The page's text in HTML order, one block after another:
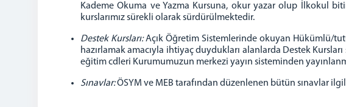
Kademe Okuma ve Yazma Kursuna, okur yazar olup İlkokul
kurslarımız sürekli olarak sürdürülmektedir.
Destek Kursları:Açık Öğretim Sistemlerinde okuyan Hükümlü/
hazırlamak amacıyla ihtiyaç duydukları alanlarda Destek
eğitim cdleri Kurumumuzun merkezi yayın sisteminden
Sınavlar:ÖSYM ve MEB tarafından düzenlenen bütün sınavlar